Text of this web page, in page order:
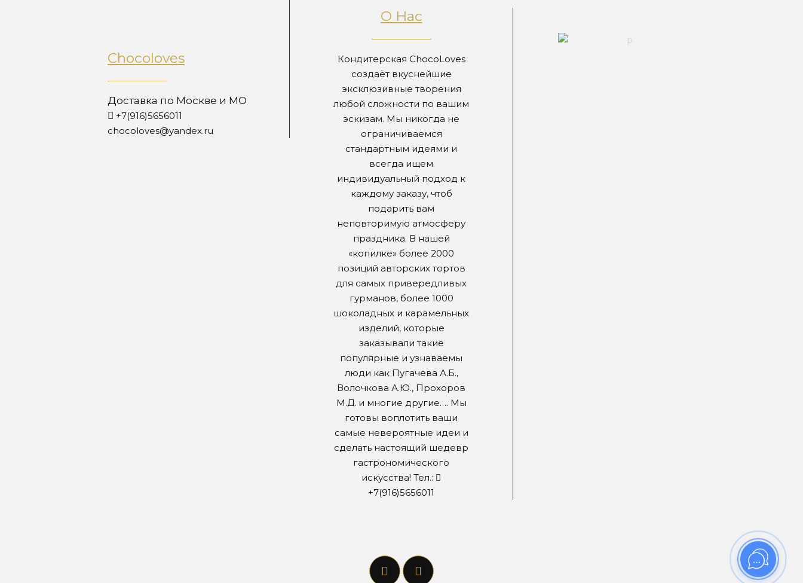
Chocoloves
Доставка по Москве и МО
+7(916)5656011
chocoloves@yandex.ru
О Нас
Кондитерская ChocoLoves
создаёт вкуснейшие
эксклюзивные творения
любой сложности по вашим
эскизам. Мы никогда не
ограничиваемся
стандартным идеями и
всегда ищем
индивидуальный подход к
каждому заказу, чтоб
подарить вам
неповторимую атмосферу
праздника. В нашей
«копилке» более 2000
позиций авторских тортов
для самых привередливых
гурманов, более 1000
шоколадных и карамельных
изделий, которые
заказывали такие
популярные и узнаваемы
люди как Пугачева А.Б.,
Волочкова А.Ю., Прохоров
М.Д. и многие другие…. Мы
готовы воплотить ваши
самые невероятные идеи и
сделать настоящий шедевр
гастрономического
искусства! Тел.:
+7(916)5656011